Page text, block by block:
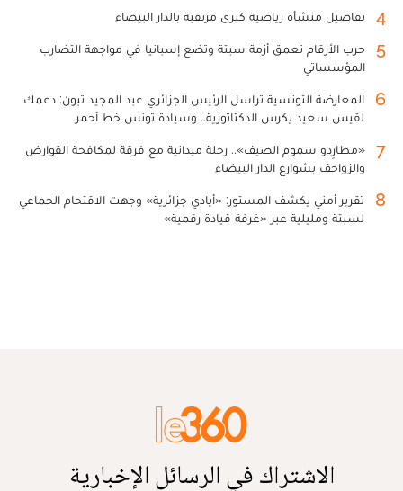
4 تفاصيل منشأة رياضية كبرى مرتقبة بالدار البيضاء
5
حرب الأرقام تعمق أزمة سبتة وتضع إسبانيا في مواجهة التضارب
المؤسساتي
6
المعارضة التونسية تراسل الرئيس الجزائري عبد المجيد تبون: دعمك
لقيس سعيد يكرس الدكتاتورية.. وسيادة تونس خط أحمر
7
«مطارِدو سموم الصيف».. رحلة ميدانية مع فرقة لمكافحة القوارض
والزواحف بشوارع الدار البيضاء
8
تقرير أمني يكشف المستور: «أيادي جزائرية» وجهت الاقتحام الجماعي
لسبتة ومليلية عبر «غرفة قيادة رقمية»
الاشتراك في الرسائل الإخبارية